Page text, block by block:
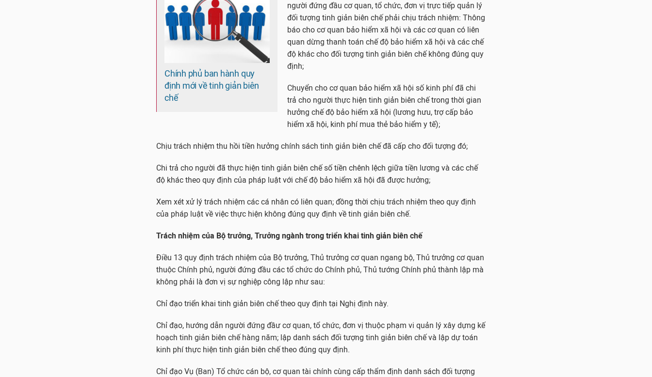
Chính phủ ban hành quy
định mới về tinh giản biên
chế
người đứng đầu cơ quan, tổ chức, đơn vị trực tiếp quản lý
đối tượng tinh giản biên chế phải chịu trách nhiệm: Thông
báo cho cơ quan bảo hiểm xã hội và các cơ quan có liên
quan dừng thanh toán chế độ bảo hiểm xã hội và các chế
độ khác cho đối tượng tinh giản biên chế không đúng quy
định;
Chuyển cho cơ quan bảo hiểm xã hội số kinh phí đã chi
trả cho người thực hiện tinh giản biên chế trong thời gian
hưởng chế độ bảo hiểm xã hội (lương hưu, trợ cấp bảo
hiểm xã hội, kinh phí mua thẻ bảo hiểm y tế);
Chịu trách nhiệm thu hồi tiền hưởng chính sách tinh giản biên chế đã cấp cho đối tượng đó;
Chi trả cho người đã thực hiện tinh giản biên chế số tiền chênh lệch giữa tiền lương và các chế
độ khác theo quy định của pháp luật với chế độ bảo hiểm xã hội đã được hưởng;
Xem xét xử lý trách nhiệm các cá nhân có liên quan; đồng thời chịu trách nhiệm theo quy định
của pháp luật về việc thực hiện không đúng quy định về tinh giản biên chế.
Trách nhiệm của Bộ trưởng, Trưởng ngành trong triển khai tinh giản biên chế
Điều 13 quy định trách nhiệm của Bộ trưởng, Thủ trưởng cơ quan ngang bộ, Thủ trưởng cơ quan
thuộc Chính phủ, người đứng đầu các tổ chức do Chính phủ, Thủ tướng Chính phủ thành lập mà
không phải là đơn vị sự nghiệp công lập như sau:
Chỉ đạo triển khai tinh giản biên chế theo quy định tại Nghị định này.
Chỉ đạo, hướng dẫn người đứng đầư cơ quan, tổ chức, đơn vị thuộc phạm vi quản lý xây dựng kế
hoạch tinh giản biên chế hàng năm; lập danh sách đối tượng tinh giản biên chế và lập dự toán
kinh phí thực hiện tinh giản biên chế theo đúng quy định.
Chỉ đạo Vụ (Ban) Tổ chức cán bộ, cơ quan tài chính cùng cấp thẩm định danh sách đối tượng